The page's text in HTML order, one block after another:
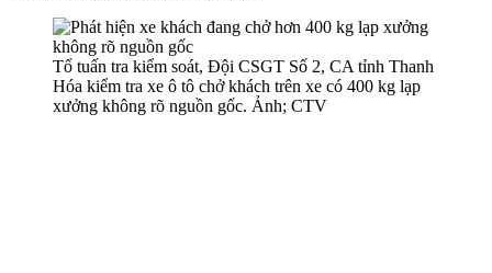
Tổ tuấn tra kiểm soát, Đội CSGT Số 2, CA tỉnh Thanh
Hóa kiểm tra xe ô tô chở khách trên xe có 400 kg lạp
xưởng không rõ nguồn gốc. Ảnh; CTV